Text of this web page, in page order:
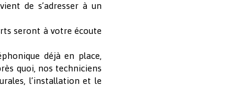
de s’adresser à un
seront à votre écoute
déjà en place,
quoi, nos techniciens
l’installation et le